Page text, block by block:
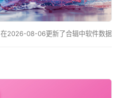
在2026-08-06更新了合辑中软件数据